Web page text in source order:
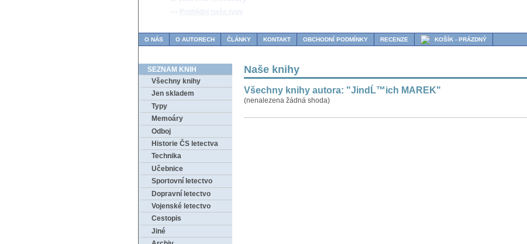
O NÁS O AUTORECH ČLÁNKY KONTAKT OBCHODNÍ PODMÍNKY RECENZE KOŠÍK - PRÁZDNÝ
SEZNAM KNIH
Všechny knihy
Jen skladem
Typy
Memoáry
Odboj
Historie ČS letectva
Technika
Učebnice
Sportovní letectvo
Dopravní letectvo
Vojenské letectvo
Cestopis
Jiné
Naše knihy
Všechny knihy autora: "JindĹ™ich MAREK"
(nenalezena žádná shoda)